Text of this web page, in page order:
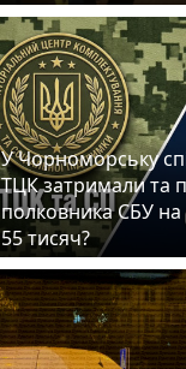
У Чорноморську
ТЦК затримали та
полковника СБУ на
55 тисяч?